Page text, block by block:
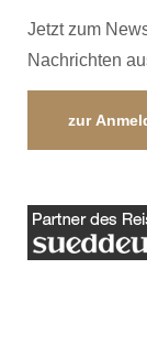
Jetzt zum
Nachrichten
zur